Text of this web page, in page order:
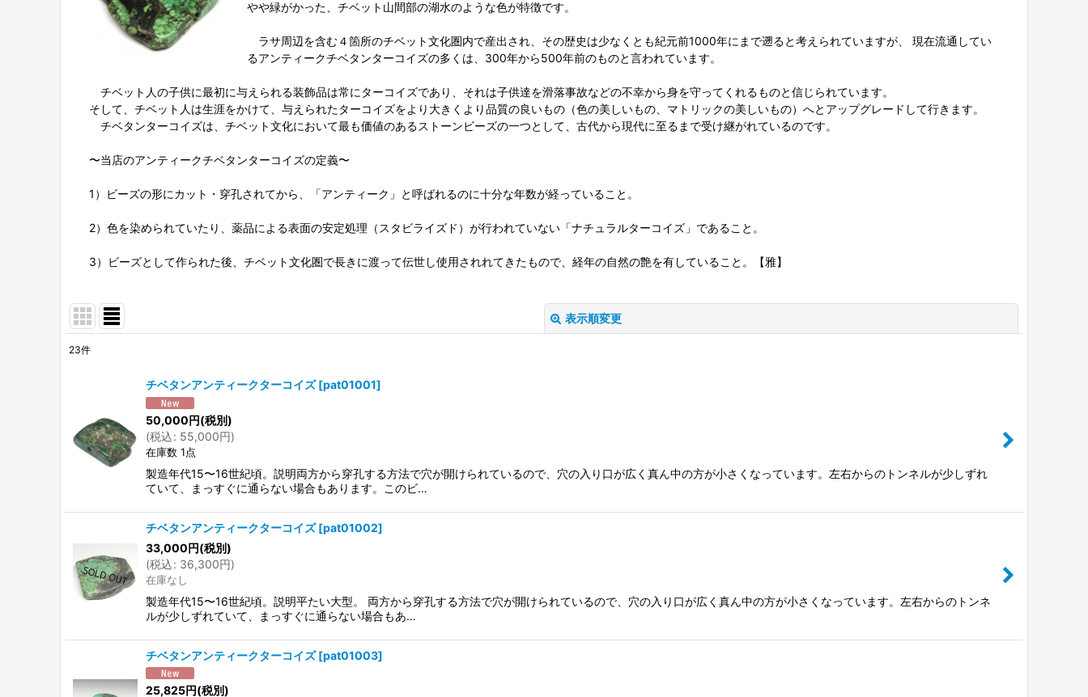
やや緑がかった、チベット山間部の湖水のような色が特徴です。
ラサ周辺を含む４箇所のチベット文化圏内で産出され、その歴史は少なくとも紀元前1000年にまで遡ると考えられていますが、 現在流通してい
るアンティークチベタンターコイズの多くは、300年から500年前のものと言われています。
チベット人の子供に最初に与えられる装飾品は常にターコイズであり、それは子供達を滑落事故などの不幸から身を守ってくれるものと信じられています。
そして、チベット人は生涯をかけて、与えられたターコイズをより大きくより品質の良いもの（色の美しいもの、マトリックの美しいもの）へとアップグレードして行きます。
チベタンターコイズは、チベット文化において最も価値のあるストーンビーズの一つとして、古代から現代に至るまで受け継がれているのです。
〜当店のアンティークチベタンターコイズの定義〜
1）ビーズの形にカット・穿孔されてから、「アンティーク」と呼ばれるのに十分な年数が経っていること。
2）色を染められていたり、薬品による表面の安定処理（スタビライズド）が行われていない「ナチュラルターコイズ」であること。
3）ビーズとして作られた後、チベット文化圏で長きに渡って伝世し使用されれてきたもので、経年の自然の艶を有していること。【雅】
表示順変更
23件
チベタンアンティークターコイズ [pat01001]
50,000円(税別)
(税込: 55,000円)
在庫数 1点
製造年代15〜16世紀頃。説明両方から穿孔する方法で穴が開けられているので、穴の入り口が広く真ん中の方が小さくなっています。左右からのトンネルが少しずれ
ていて、まっすぐに通らない場合もあります。このビ…
チベタンアンティークターコイズ [pat01002]
33,000円(税別)
(税込: 36,300円)
在庫なし
製造年代15〜16世紀頃。説明平たい大型。 両方から穿孔する方法で穴が開けられているので、穴の入り口が広く真ん中の方が小さくなっています。左右からのトンネ
ルが少しずれていて、まっすぐに通らない場合もあ…
チベタンアンティークターコイズ [pat01003]
25,825円(税別)